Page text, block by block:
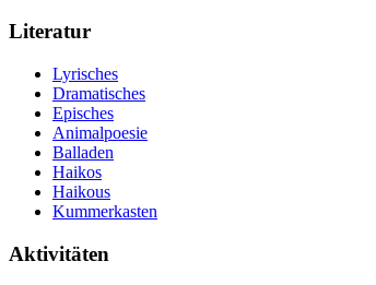
Literatur
Lyrisches
Dramatisches
Episches
Animalpoesie
Balladen
Haikos
Haikous
Kummerkasten
Aktivitäten